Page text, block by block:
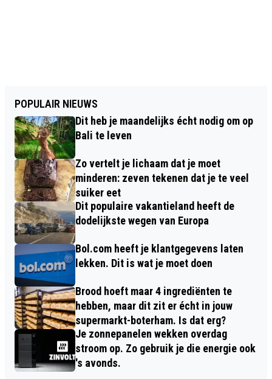
POPULAIR NIEUWS
Dit heb je maandelijks écht nodig om op
Bali te leven
Zo vertelt je lichaam dat je moet
minderen: zeven tekenen dat je te veel
suiker eet
Dit populaire vakantieland heeft de
dodelijkste wegen van Europa
Bol.com heeft je klantgegevens laten
lekken. Dit is wat je moet doen
Brood hoeft maar 4 ingrediënten te
hebben, maar dit zit er écht in jouw
supermarkt-boterham. Is dat erg?
Je zonnepanelen wekken overdag
stroom op. Zo gebruik je die energie ook
's avonds.